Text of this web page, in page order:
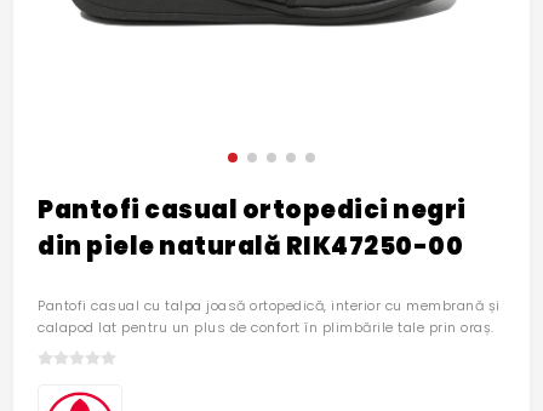
Pantofi casual ortopedici negri
din piele naturală RIK47250-00
Pantofi casual cu talpa joasă ortopedică, interior cu membrană și
calapod lat pentru un plus de confort în plimbările tale prin oraș.